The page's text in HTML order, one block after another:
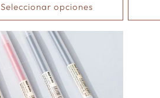
Seleccionar opciones